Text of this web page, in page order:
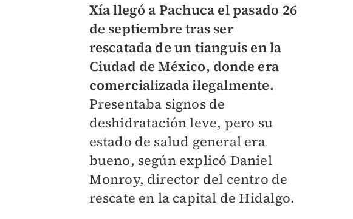
Xía llegó a Pachuca el pasado 26
de septiembre tras ser
rescatada de un tianguis en la
Ciudad de México, donde era
comercializada ilegalmente.
Presentaba signos de
deshidratación leve, pero su
estado de salud general era
bueno, según explicó Daniel
Monroy, director del centro de
rescate en la capital de Hidalgo.